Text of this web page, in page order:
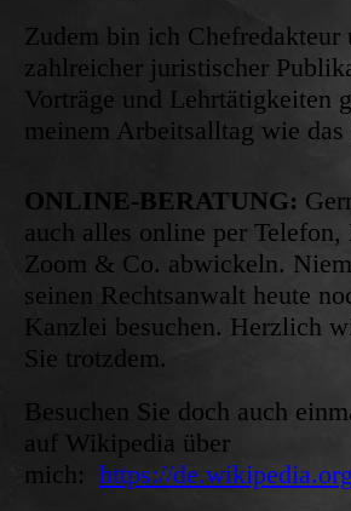
Zudem bin ich Chefredakteur
zahlreicher juristischer
Vorträge und Lehrtätigkeiten
meinem Arbeitsalltag wie das
ONLINE-BERATUNG:
auch alles online per
Zoom & Co. abwickeln.
seinen Rechtsanwalt heute
Kanzlei besuchen. Herzlich
Sie trotzdem.
Besuchen Sie doch auch
auf Wikipedia über
mich: https://